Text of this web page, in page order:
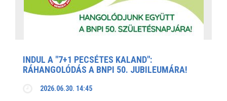
INDUL A "7+1 PECSÉTES KALAND":
RÁHANGOLÓDÁS A BNPI 50. JUBILEUMÁRA!
2026.06.30. 14:45